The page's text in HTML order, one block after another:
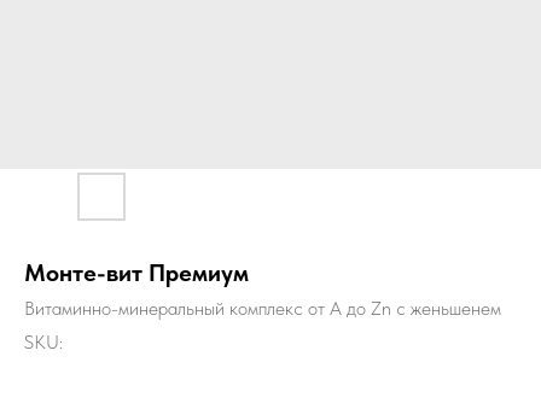
Монте-вит Премиум
Витаминно-минеральный комплекс от А до Zn с женьшенем
SKU: